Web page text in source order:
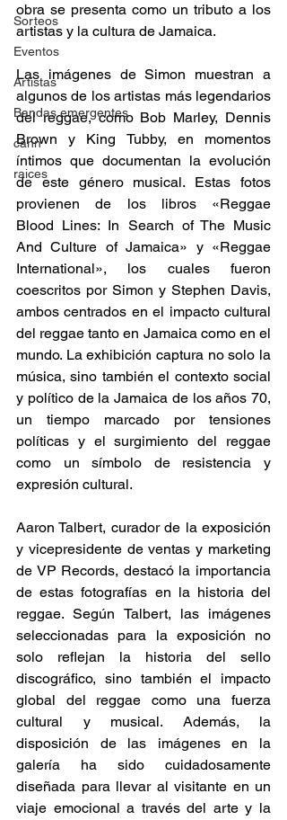
Sorteos
Eventos
Artistas
Bandas emergentes
cann
raices
obra se presenta como un tributo a los
artistas y la cultura de Jamaica.
Las imágenes de Simon muestran a
algunos de los artistas más legendarios
del reggae, como Bob Marley, Dennis
Brown y King Tubby, en momentos
íntimos que documentan la evolución
de este género musical. Estas fotos
provienen de los libros «Reggae
Blood Lines: In Search of The Music
And Culture of Jamaica» y «Reggae
International», los cuales fueron
coescritos por Simon y Stephen Davis,
ambos centrados en el impacto cultural
del reggae tanto en Jamaica como en el
mundo. La exhibición captura no solo la
música, sino también el contexto social
y político de la Jamaica de los años 70,
un tiempo marcado por tensiones
políticas y el surgimiento del reggae
como un símbolo de resistencia y
expresión cultural.
Aaron Talbert, curador de la exposición
y vicepresidente de ventas y marketing
de VP Records, destacó la importancia
de estas fotografías en la historia del
reggae. Según Talbert, las imágenes
seleccionadas para la exposición no
solo reflejan la historia del sello
discográfico, sino también el impacto
global del reggae como una fuerza
cultural y musical. Además, la
disposición de las imágenes en la
galería ha sido cuidadosamente
diseñada para llevar al visitante en un
viaje emocional a través del arte y la